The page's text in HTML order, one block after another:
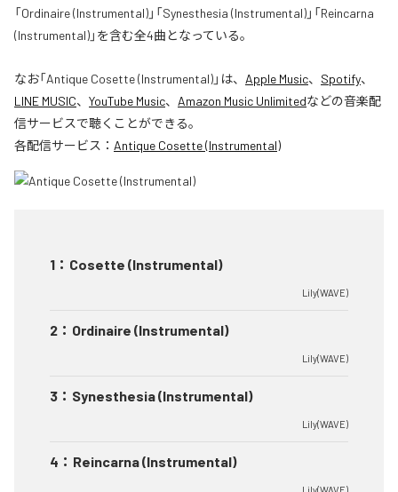
「Ordinaire (Instrumental)」「Synesthesia (Instrumental)」「Reincarna
(Instrumental)」を含む全4曲となっている。
なお「Antique Cosette (Instrumental)」は、 Apple Music、 Spotify、
LINE MUSIC、 YouTube Music、 Amazon Music Unlimitedなどの音楽配
信サービスで聴くことができる。
各配信サービス： Antique Cosette (Instrumental)
1 ： Cosette (Instrumental)
Lily(WAVE)
2 ： Ordinaire (Instrumental)
Lily(WAVE)
3 ： Synesthesia (Instrumental)
Lily(WAVE)
4 ： Reincarna (Instrumental)